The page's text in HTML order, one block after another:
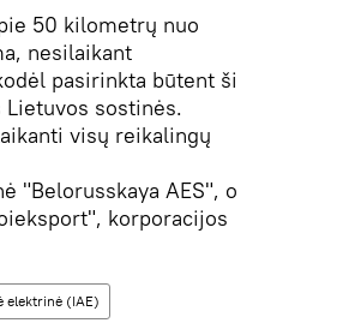
50 kilometrų nuo
nesilaikant
pasirinkta būtent ši
sostinės.
visų reikalingų
"Belorusskaya AES", o
korporacijos
elektrinė (IAE)